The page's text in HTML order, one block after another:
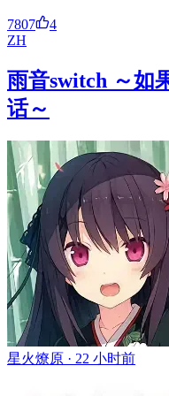
7807
4
ZH
雨音switch ～如
话～
星火燎原 · 22 小时前